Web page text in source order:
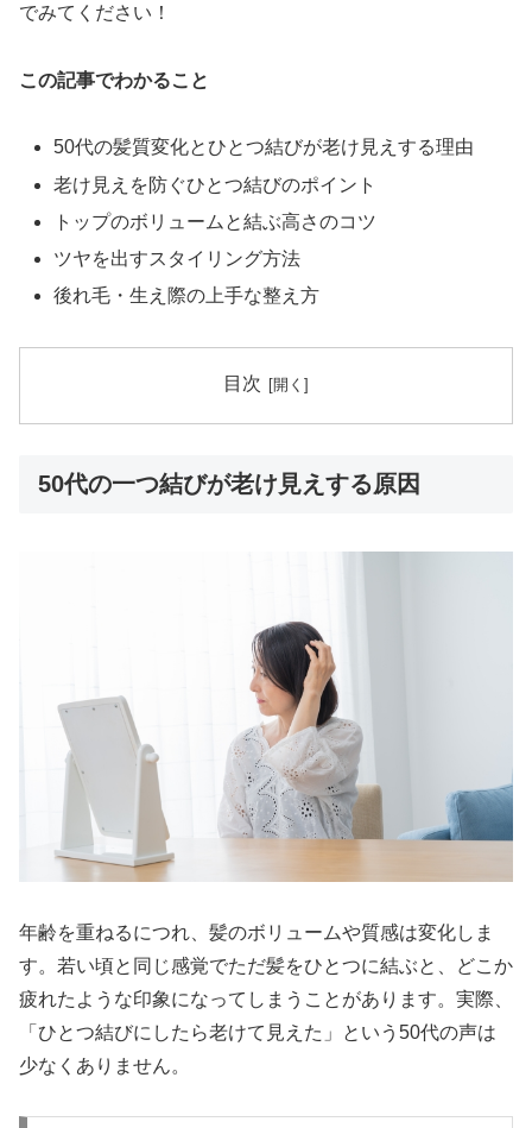
でみてください！
この記事でわかること
50代の髪質変化とひとつ結びが老け見えする理由
老け見えを防ぐひとつ結びのポイント
トップのボリュームと結ぶ高さのコツ
ツヤを出すスタイリング方法
後れ毛・生え際の上手な整え方
目次
50代の一つ結びが老け見えする原因
年齢を重ねるにつれ、髪のボリュームや質感は変化しま
す。若い頃と同じ感覚でただ髪をひとつに結ぶと、どこか
疲れたような印象になってしまうことがあります。実際、
「ひとつ結びにしたら老けて見えた」という50代の声は
少なくありません。